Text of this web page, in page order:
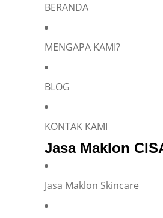
BERANDA
MENGAPA KAMI?
BLOG
KONTAK KAMI
Jasa Maklon
Jasa Maklon Skincare